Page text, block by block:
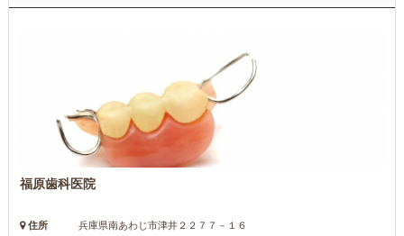
福原歯科医院
住所 兵庫県南あわじ市津井２２７７－１６